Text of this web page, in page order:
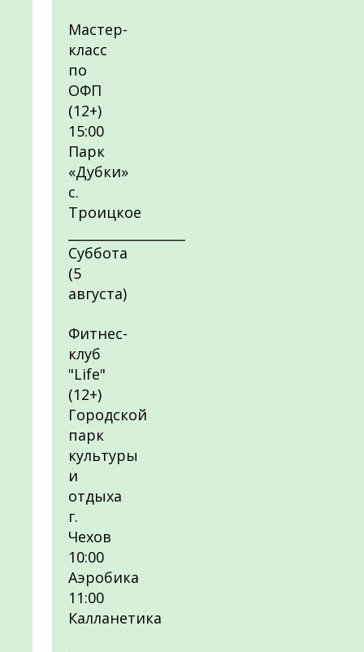
Мастер-
класс
по
ОФП
(12+)
15:00
Парк
«Дубки»
с.
Троицкое
Суббота
(5
августа)
Фитнес-
клуб
"Life"
(12+)
Городской
парк
культуры
и
отдыха
г.
Чехов
10:00
Аэробика
11:00
Калланетика